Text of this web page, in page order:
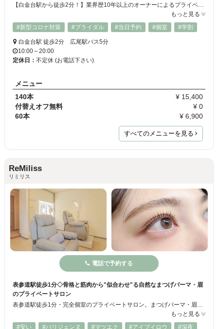
【白金台駅から徒歩2分！】業界歴10年以上のオーナーによるプライベートサロンが遂にNEWOPEN‼スピード感があり丁寧かつ高度な施術で、こだわりのまつ毛に大変身♪カウンセリングに力を入れているので、お客様一人ひとりのご要望を細かく叶えます。特にこだわり派の方にはとってもおすすめです！新規の方限定のクーポンもございます◎
もっと見る
#新型コロナ対策
#ブライダル #当日予約 #個室 #学割
白金台駅 徒歩2分 広尾駅バス5分
10:00～20:00
定休日： 不定休 (お電話下さい)
メニュー
140本
¥ 15,400
付替えオフ無料
¥ 0
60本
¥ 6,900
すべてのメニューを見る
ReMiliss
リミリス
電話で予約する
表参道駅徒歩1分◇骨格と筋肉から"似合わせ"る自然なまつげパーマ・眉
のプライベートサロン
表参道駅徒歩1分・完全個室のプライベートサロン。まつげパーマ・眉毛（アイブロウWAX）・まつげエクステを、骨格や筋肉の動きを見て"やりすぎない自然な似合わせ"でご提案します。施術歴10年・通算16,500名以上を担当してきた代表が、カウンセリングから仕上げまでマンツーマンで担当。年中無休・22時まで営業でお仕事帰りにも通いやすく、初めての方・メンズ・カップルでのご来店も歓迎です。
もっと見る
#安い
#パリジェンヌ #マツエク #アイブイロウ
#深夜